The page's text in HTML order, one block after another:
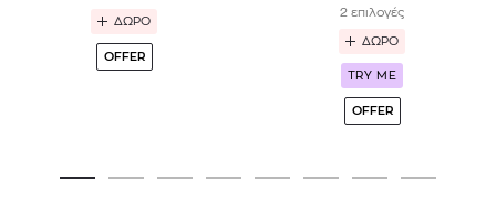
ΔΩΡΟ
OFFER
2 επιλογές
ΔΩΡΟ
TRY ME
OFFER